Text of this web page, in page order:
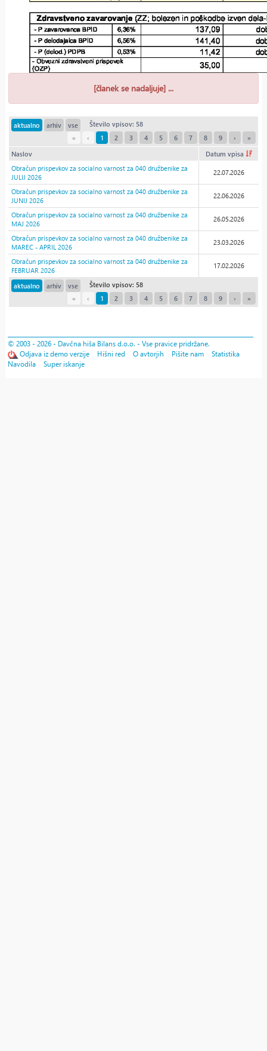
[članek se nadaljuje] ...
aktualno arhiv vse
Število vpisov: 58
«
‹ 1 2 3 4 5 6 7 8 9 › »
Naslov
Datum vpisa
Obračun prispevkov za socialno varnost za 040 družbenike za
JULIJ 2026
22.07.2026
Obračun prispevkov za socialno varnost za 040 družbenike za
JUNIJ 2026
22.06.2026
Obračun prispevkov za socialno varnost za 040 družbenike za
MAJ 2026
26.05.2026
Obračun prispevkov za socialno varnost za 040 družbenike za
MAREC - APRIL 2026
23.03.2026
Obračun prispevkov za socialno varnost za 040 družbenike za
FEBRUAR 2026
17.02.2026
aktualno arhiv vse
Število vpisov: 58
«
‹ 1 2 3 4 5 6 7 8 9 › »
© 2003 - 2026 - Davčna hiša Bilans d.o.o. - Vse pravice pridržane.
Odjava iz demo verzije
Hišni red O avtorjih Pišite nam
Statistika
Navodila
Super iskanje